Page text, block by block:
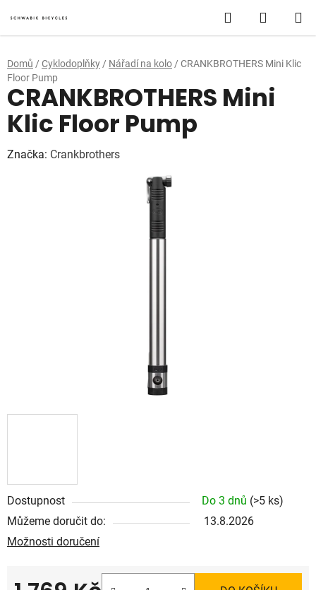
na
obsah
Hledat
KOŠÍK
Domů / Cyklodoplňky / Nářadí na kolo / CRANKBROTHERS Mini Klic
Floor Pump
Dostupnost Do 3 dnů (>5 ks)
Můžeme doručit do:
13.8.2026
Možnosti doručení
CRANKBROTHERS Mini
Klic Floor Pump
Značka: Crankbrothers